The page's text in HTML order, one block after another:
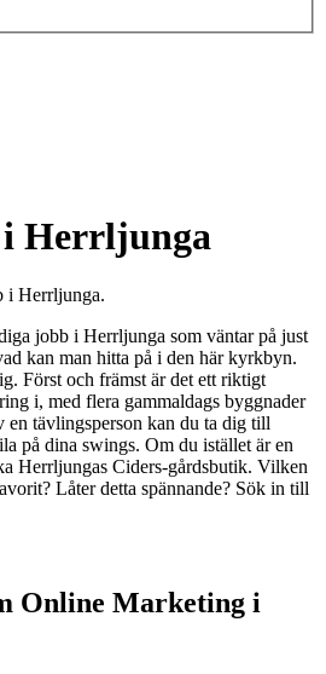
Herrljunga
i Herrljunga.
jobb i Herrljunga som väntar på just
kan man hitta på i den här kyrkbyn.
Först och främst är det ett riktigt
i, med flera gammaldags byggnader
en tävlingsperson kan du ta dig till
på dina swings. Om du istället är en
Herrljungas Ciders-gårdsbutik. Vilken
Låter detta spännande? Sök in till
Online Marketing i